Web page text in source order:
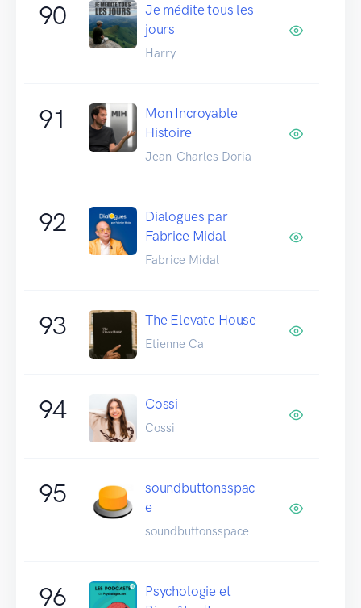
90
Je médite tous les
jours
Harry
91
Mon Incroyable
Histoire
Jean-Charles Doria
92
Dialogues par
Fabrice Midal
Fabrice Midal
93 The Elevate House
Etienne Ca
94 Cossi
Cossi
95
soundbuttonsspac
e
soundbuttonsspace
96
Psychologie et